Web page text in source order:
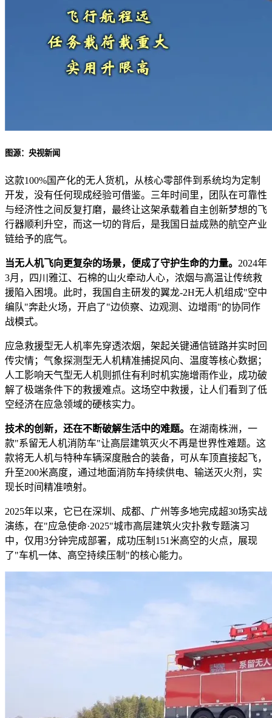
图源：央视新闻
这款100%国产化的无人货机，从核心零部件到系统均为定制
开发，没有任何现成经验可借鉴。三年时间里，团队在可靠性
与经济性之间反复打磨，最终让这架承载着自主创新梦想的飞
行器顺利升空，而这一切的背后，是我国日益成熟的航空产业
链给予的底气。
当无人机飞向更复杂的场景，便成了守护生命的力量。 2024年
3月，四川雅江、石棉的山火牵动人心，浓烟与高温让传统救
援陷入困境。此时，我国自主研发的翼龙-2H无人机组成"空中
编队"奔赴火场，开启了"边侦察、边观测、边增雨"的协同作
战模式。
应急救援型无人机率先穿透浓烟，架起关键通信链路并实时回
传灾情；气象探测型无人机精准捕捉风向、温度等核心数据；
人工影响天气型无人机则抓住有利时机实施增雨作业，成功破
解了极端条件下的救援难点。这场空中救援，让人们看到了低
空经济在应急领域的硬核实力。
技术的创新，还在不断破解生活中的难题。 在湖南株洲，一
款"系留无人机消防车"让高层建筑灭火不再是世界性难题。这
款将无人机与特种车辆深度融合的装备，可从车顶直接起飞，
升至200米高度，通过地面消防车持续供电、输送灭火剂，实
现长时间精准喷射。
2025年以来，它已在深圳、成都、广州等多地完成超30场实战
演练，在"应急使命·2025"城市高层建筑火灾扑救专题演习
中，仅用3分钟完成部署，成功压制151米高空的火点，展现
了"车机一体、高空持续压制"的核心能力。